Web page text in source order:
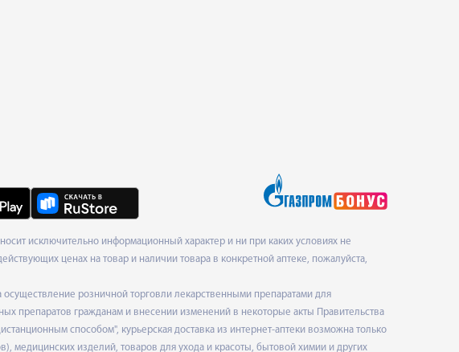
носит исключительно информационный характер и ни при каких условиях не
ценах на товар и наличии товара в конкретной аптеке, пожалуйста,
розничной торговли лекарственными препаратами для
препаратов гражданам и внесении изменений в некоторые акты Правительства
способом", курьерская доставка из интернет-аптеки возможна только
медицинских изделий, товаров для ухода и красоты, бытовой химии и других